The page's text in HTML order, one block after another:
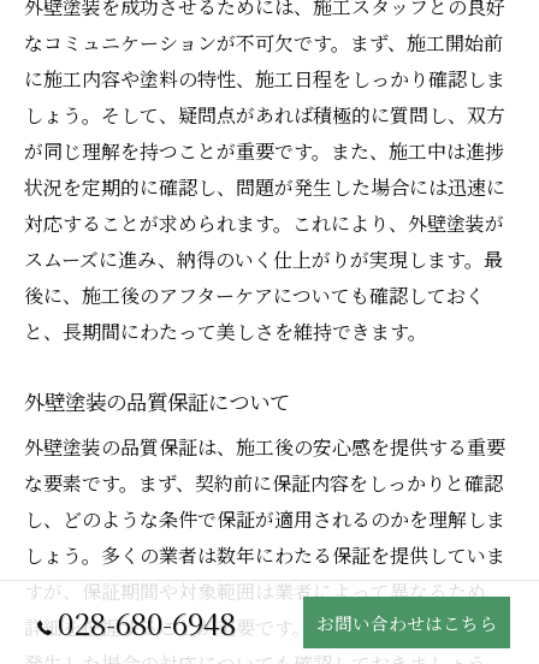
外壁塗装を成功させるためには、施工スタッフとの良好
なコミュニケーションが不可欠です。まず、施工開始前
に施工内容や塗料の特性、施工日程をしっかり確認しま
しょう。そして、疑問点があれば積極的に質問し、双方
が同じ理解を持つことが重要です。また、施工中は進捗
状況を定期的に確認し、問題が発生した場合には迅速に
対応することが求められます。これにより、外壁塗装が
スムーズに進み、納得のいく仕上がりが実現します。最
後に、施工後のアフターケアについても確認しておく
と、長期間にわたって美しさを維持できます。
外壁塗装の品質保証について
外壁塗装の品質保証は、施工後の安心感を提供する重要
な要素です。まず、契約前に保証内容をしっかりと確認
し、どのような条件で保証が適用されるのかを理解しま
しょう。多くの業者は数年にわたる保証を提供していま
すが、保証期間や対象範囲は業者によって異なるため、
詳細を把握することが重要です。また、施工後に問題が
028-680-6948 お問い合わせはこちら